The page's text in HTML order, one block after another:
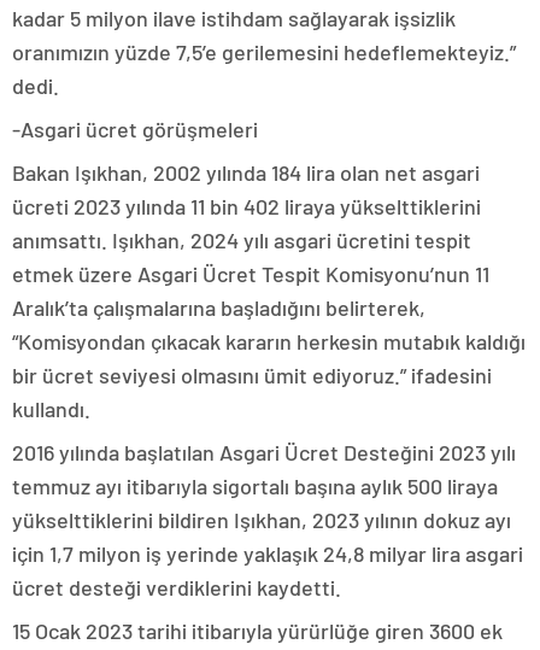
kadar 5 milyon ilave istihdam sağlayarak işsizlik
oranımızın yüzde 7,5’e gerilemesini hedeflemekteyiz.”
dedi.
-Asgari ücret görüşmeleri
Bakan Işıkhan, 2002 yılında 184 lira olan net asgari
ücreti 2023 yılında 11 bin 402 liraya yükselttiklerini
anımsattı. Işıkhan, 2024 yılı asgari ücretini tespit
etmek üzere Asgari Ücret Tespit Komisyonu’nun 11
Aralık’ta çalışmalarına başladığını belirterek,
“Komisyondan çıkacak kararın herkesin mutabık kaldığı
bir ücret seviyesi olmasını ümit ediyoruz.” ifadesini
kullandı.
2016 yılında başlatılan Asgari Ücret Desteğini 2023 yılı
temmuz ayı itibarıyla sigortalı başına aylık 500 liraya
yükselttiklerini bildiren Işıkhan, 2023 yılının dokuz ayı
için 1,7 milyon iş yerinde yaklaşık 24,8 milyar lira asgari
ücret desteği verdiklerini kaydetti.
15 Ocak 2023 tarihi itibarıyla yürürlüğe giren 3600 ek